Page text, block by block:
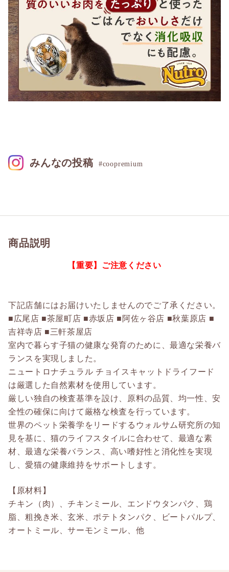
商品説明
【重要】ご注意ください
下記店舗にはお届けいたしませんのでご了承ください。
■広尾店 ■茶屋町店 ■赤坂店 ■阿佐ヶ谷店 ■秋葉原店 ■
吉祥寺店 ■三軒茶屋店
室内で暮らす子猫の健康な発育のために、最適な栄養バ
ランスを実現しました。
ニュートロナチュラル チョイスキャットドライフード
は厳選した自然素材を使用しています。
厳しい独自の検査基準を設け、原料の品質、均一性、安
全性の確保に向けて厳格な検査を行っています。
世界のペット栄養学をリードするウォルサム研究所の知
見を基に、猫のライフスタイルに合わせて、最適な素
材、最適な栄養バランス、高い嗜好性と消化性を実現
し、愛猫の健康維持をサポートします。
【原材料】
チキン（肉）、チキンミール、エンドウタンパク、鶏
脂、粗挽き米、玄米、ポテトタンパク、ビートパルプ、
オートミール、サーモンミール、他
みんなの投稿 #coopremium